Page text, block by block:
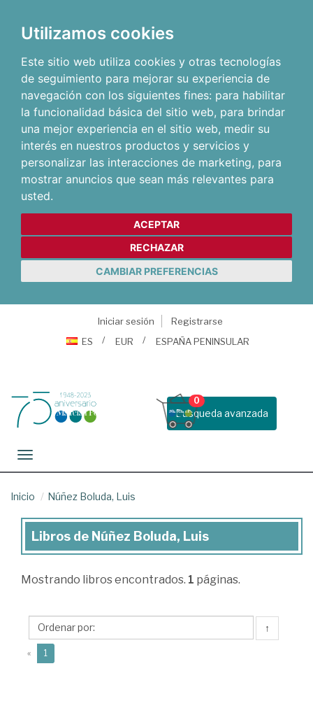
Utilizamos cookies
Este sitio web utiliza cookies y otras tecnologías
de seguimiento para mejorar su experiencia de
navegación con los siguientes fines: para habilitar
la funcionalidad básica del sitio web, para brindar
una mejor experiencia en el sitio web, medir su
interés en nuestros productos y servicios y
personalizar las interacciones de marketing, para
mostrar anuncios que sean más relevantes para
usted.
ACEPTAR
RECHAZAR
CAMBIAR PREFERENCIAS
Iniciar sesión
Registrarse
ES
EUR ESPAÑA PENINSULAR
Busqueda avanzada
0
Toggle navigation
Inicio Núñez Boluda, Luis
Libros
Núñez
Luis
Libros de Núñez Boluda, Luis
Mostrando libros encontrados. 1 páginas.
↑
« 1